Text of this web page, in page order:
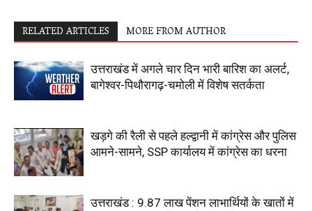
RELATED ARTICLES MORE FROM AUTHOR
उत्तराखंड में अगले चार दिन भारी बारिश का अलर्ट,
बागेश्वर-पिथौरागढ़-चमोली में विशेष सतर्कता
खड़गे की रैली से पहले हल्द्वानी में कांग्रेस और पुलिस
आमने-सामने, SSP कार्यालय में कांग्रेस का धरना
उत्तराखंड : 9.87 लाख पेंशन लाभार्थियों के खातों में